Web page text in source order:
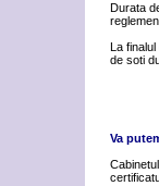
Durata
La
de soti
Va